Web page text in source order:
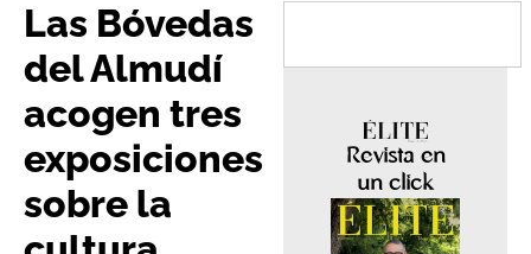
Las Bóvedas
del Almudí
acogen tres
exposiciones
sobre la
Revista en
un click